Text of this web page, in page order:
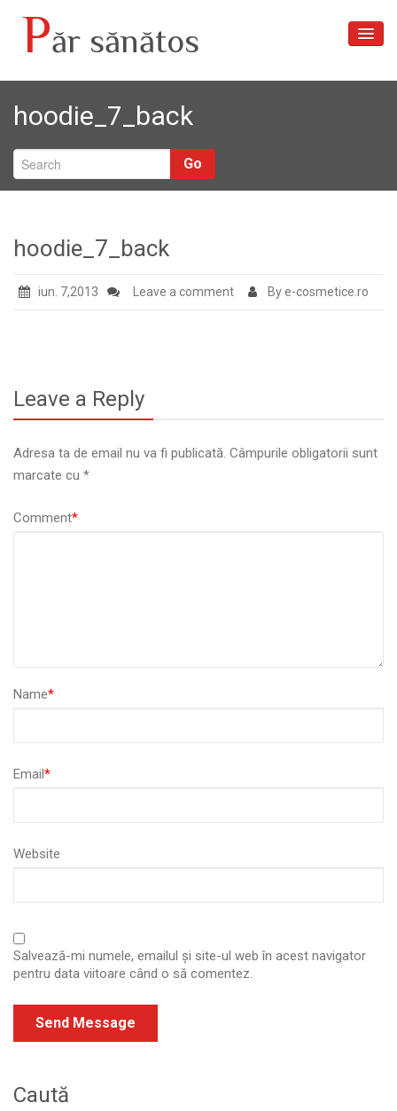
Păr sănătos
Acasă
Articole
Despre noi
Tratamente păr
Contact
hoodie_7_back
Go
hoodie_7_back
iun. 7,2013 Leave a comment By e-cosmetice.ro
Leave a Reply
Adresa ta de email nu va fi publicată. Câmpurile obligatorii sunt
marcate cu *
Comment*
Name*
Email*
Website
Salvează-mi numele, emailul și site-ul web în acest navigator
pentru data viitoare când o să comentez.
Caută